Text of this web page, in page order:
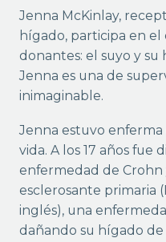
Jenna McKinlay,
hígado, participa en
donantes: el suyo y su
Jenna es una de
inimaginable.
Jenna estuvo
vida. A los 17 años fue
enfermedad de Crohn
esclerosante primaria
inglés), una
dañando su hígado de